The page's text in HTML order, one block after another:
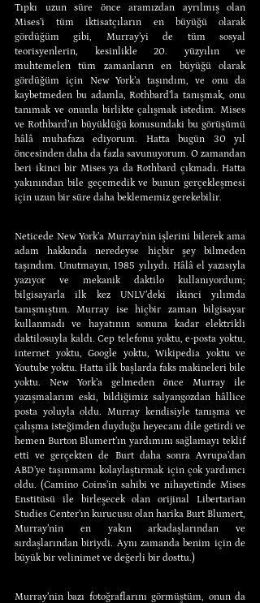
Tıpkı uzun süre önce aramızdan ayrılmış olan
Mises’i tüm iktisatçıların en büyüğü olarak
gördüğüm gibi, Murray’yi de tüm sosyal
teorisyenlerin, kesinlikle 20. yüzyılın ve
muhtemelen tüm zamanların en büyüğü olarak
gördüğüm için New York’a taşındım, ve onu da
kaybetmeden bu adamla, Rothbard’la tanışmak, onu
tanımak ve onunla birlikte çalışmak istedim. Mises
ve Rothbard’ın büyüklüğü konusundaki bu görüşümü
hâlâ muhafaza ediyorum. Hatta bugün 30 yıl
öncesinden daha da fazla savunuyorum. O zamandan
beri ikinci bir Mises ya da Rothbard çıkmadı. Hatta
yakınından bile geçemedik ve bunun gerçekleşmesi
için uzun bir süre daha beklememiz gerekebilir.
Neticede New York’a Murray’nin işlerini bilerek ama
adam hakkında neredeyse hiçbir şey bilmeden
taşındım. Unutmayın, 1985 yılıydı. Hâlâ el yazısıyla
yazıyor ve mekanik daktilo kullanıyordum;
bilgisayarla ilk kez UNLV’deki ikinci yılımda
tanışmıştım. Murray ise hiçbir zaman bilgisayar
kullanmadı ve hayatının sonuna kadar elektrikli
daktilosuyla kaldı. Cep telefonu yoktu, e-posta yoktu,
internet yoktu, Google yoktu, Wikipedia yoktu ve
Youtube yoktu. Hatta ilk başlarda faks makineleri bile
yoktu. New York’a gelmeden önce Murray ile
yazışmalarım eski, bildiğimiz salyangozdan hâllice
posta yoluyla oldu. Murray kendisiyle tanışma ve
çalışma isteğimden duyduğu heyecanı dile getirdi ve
hemen Burton Blumert’ın yardımını sağlamayı teklif
etti ve gerçekten de Burt daha sonra Avrupa’dan
ABD’ye taşınmamı kolaylaştırmak için çok yardımcı
oldu. (Camino Coins’in sahibi ve nihayetinde Mises
Enstitüsü ile birleşecek olan orijinal Libertarian
Studies Center’ın kurucusu olan harika Burt Blumert,
Murray’nin en yakın arkadaşlarından ve
sırdaşlarından biriydi. Aynı zamanda benim için de
büyük bir velinimet ve değerli bir dosttu.)
Murray’nin bazı fotoğraflarını görmüştüm, onun da